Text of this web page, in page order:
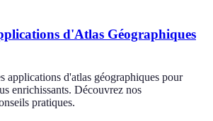
d'Atlas Géographiques
applications d'atlas géographiques pour
enrichissants. Découvrez nos
pratiques.